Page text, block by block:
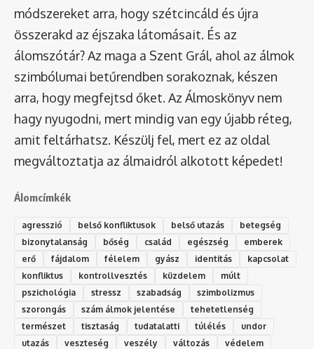
módszereket arra, hogy szétcincáld és újra
összerakd az éjszaka látomásait. És az
álomszótár? Az maga a Szent Grál, ahol az álmok
szimbólumai betűrendben sorakoznak, készen
arra, hogy megfejtsd őket. Az Álmoskönyv nem
hagy nyugodni, mert mindig van egy újabb réteg,
amit feltárhatsz. Készülj fel, mert ez az oldal
megváltoztatja az álmaidról alkotott képedet!
Álomcímkék
agresszió belső konfliktusok belső utazás
betegség
bizonytalanság
bőség család egészség
emberek
erő
fájdalom félelem gyász identitás
kapcsolat
konfliktus
kontrollvesztés küzdelem
múlt
pszichológia
stressz szabadság
szimbolizmus
szorongás
szám álmok jelentése
tehetetlenség
természet
tisztaság tudatalatti túlélés
undor
utazás
veszteség veszély változás
védelem